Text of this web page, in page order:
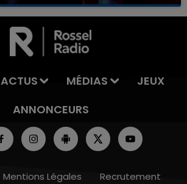
ACTUS MÉDIAS
JEUX
ANNONCEURS
Mentions Légales
Recrutement